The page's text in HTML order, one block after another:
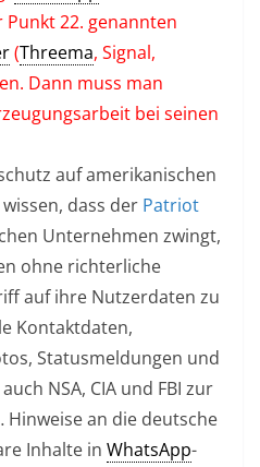
22. genannten
(Threema, Signal,
Dann muss man
bei seinen
auf amerikanischen
dass der Patriot
Unternehmen zwingt,
ohne richterliche
auf ihre Nutzerdaten zu
Kontaktdaten,
Statusmeldungen und
NSA, CIA und FBI zur
an die deutsche
Inhalte in WhatsApp-